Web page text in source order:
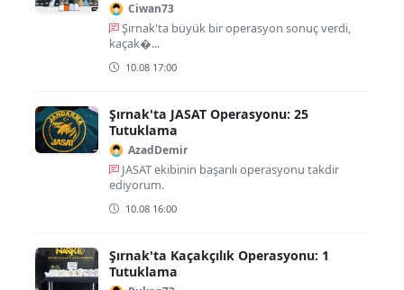
Ciwan73
Şırnak'ta büyük bir operasyon sonuç verdi,
kaçak�...
10.08 17:00
Şırnak'ta JASAT Operasyonu: 25
Tutuklama
AzadDemir
JASAT ekibinin başarılı operasyonu takdir
ediyorum.
10.08 16:00
Şırnak'ta Kaçakçılık Operasyonu: 1
Tutuklama